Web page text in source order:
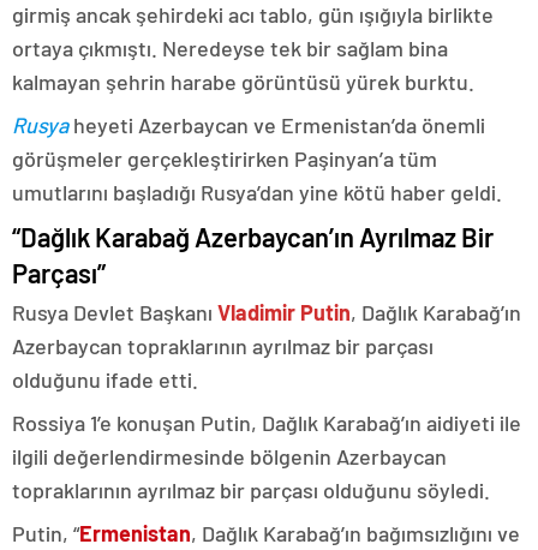
girmiş ancak şehirdeki acı tablo, gün ışığıyla birlikte
ortaya çıkmıştı. Neredeyse tek bir sağlam bina
kalmayan şehrin harabe görüntüsü yürek burktu.
Rusyaheyeti Azerbaycan ve Ermenistan’da önemli
görüşmeler gerçekleştirirken Paşinyan’a tüm
umutlarını başladığı Rusya’dan yine kötü haber geldi.
“Dağlık Karabağ Azerbaycan’ın Ayrılmaz Bir
Parçası”
Rusya Devlet Başkanı Vladimir Putin, Dağlık Karabağ’ın
Azerbaycan topraklarının ayrılmaz bir parçası
olduğunu ifade etti.
Rossiya 1’e konuşan Putin, Dağlık Karabağ’ın aidiyeti ile
ilgili değerlendirmesinde bölgenin Azerbaycan
topraklarının ayrılmaz bir parçası olduğunu söyledi.
Putin, “Ermenistan, Dağlık Karabağ’ın bağımsızlığını ve